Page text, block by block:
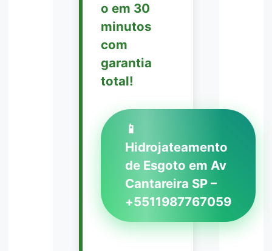
o em 30
minutos
com
garantia
total!
📱
Hidrojateamento
de Esgoto em Av
Cantareira SP –
+5511987767059